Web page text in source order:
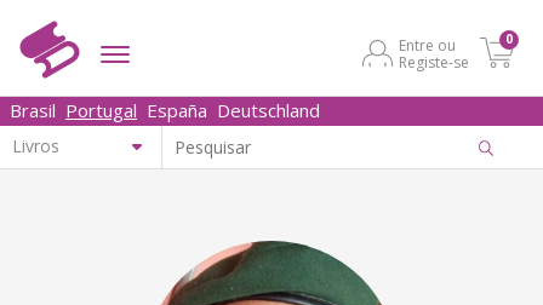
Entre ou
Registe-se
0
Brasil Portugal España Deutschland